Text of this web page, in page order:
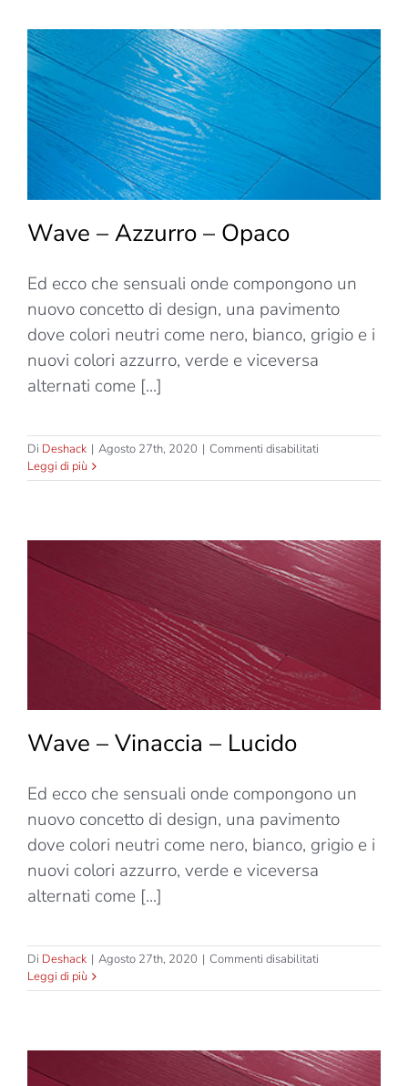
Wave – Azzurro – Opaco
Ed ecco che sensuali onde compongono un
nuovo concetto di design, una pavimento
dove colori neutri come nero, bianco, grigio e i
nuovi colori azzurro, verde e viceversa
alternati come [...]
Di Deshack | Agosto 27th, 2020 | Commenti disabilitati
–
Leggi di più
Wave – Vinaccia – Lucido
Ed ecco che sensuali onde compongono un
nuovo concetto di design, una pavimento
dove colori neutri come nero, bianco, grigio e i
nuovi colori azzurro, verde e viceversa
alternati come [...]
Di Deshack | Agosto 27th, 2020 | Commenti disabilitati
–
Leggi di più